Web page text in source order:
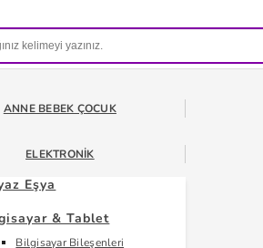
ANNE BEBEK ÇOCUK
ELEKTRONIK
Eşya
& Tablet
Bilgisayar Bileşenleri